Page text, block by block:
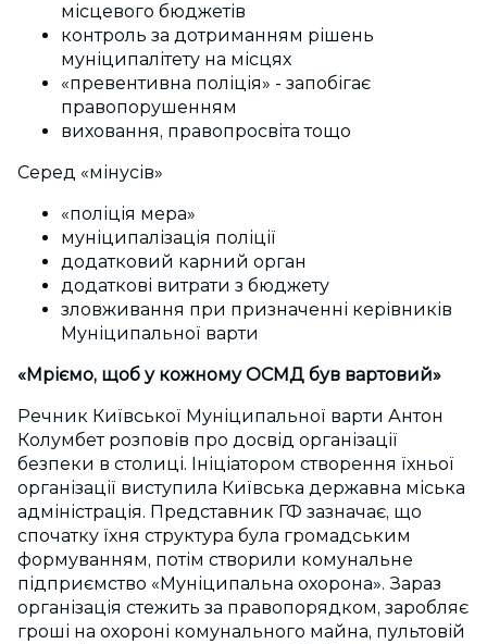
місцевого бюджетів
контроль за дотриманням рішень
муніципалітету на місцях
«превентивна поліція» - запобігає
правопорушенням
виховання, правопросвіта тощо
Серед «мінусів»
«поліція мера»
муніципалізація поліції
додатковий карний орган
додаткові витрати з бюджету
зловживання при призначенні керівників
Муніципальної варти
«Мріємо, щоб у кожному ОСМД був вартовий»
Речник Київської Муніципальної варти Антон
Колумбет розповів про досвід організації
безпеки в столиці. Ініціатором створення їхньої
організації виступила Київська державна міська
адміністрація. Представник ГФ зазначає, що
спочатку їхня структура була громадським
формуванням, потім створили комунальне
підприємство «Муніципальна охорона». Зараз
організація стежить за правопорядком, заробляє
гроші на охороні комунального майна, пультовій